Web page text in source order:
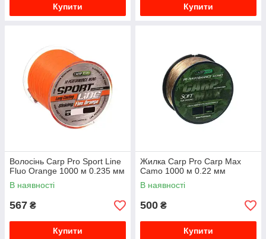
Купити Купити
Волосінь Carp Pro Sport Line
Fluo Orange 1000 м 0.235 мм
В наявності
567 ₴
Купити
Жилка Carp Pro Carp Max
Camo 1000 м 0.22 мм
В наявності
500 ₴
Купити